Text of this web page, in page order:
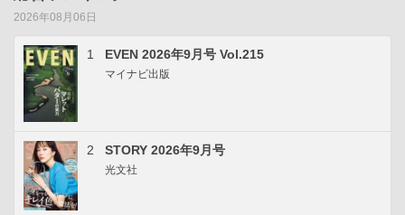
2026年08月06日
1 EVEN 2026年9月号 Vol.215
マイナビ出版
2 STORY 2026年9月号
光文社